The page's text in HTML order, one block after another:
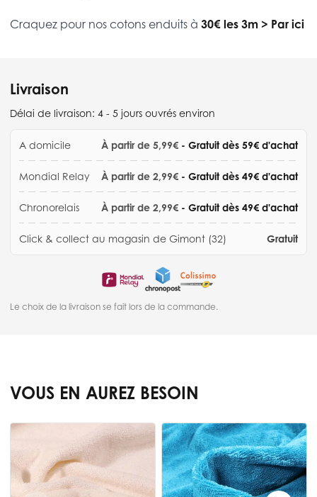
Craquez pour nos cotons enduits à 30€ les 3m > Par ici
Livraison
Délai de livraison: 4 - 5 jours ouvrés environ
A domicile À partir de 5,99€ - Gratuit dès 59€ d'achat
Mondial Relay À partir de 2,99€ - Gratuit dès 49€ d'achat
Chronorelais À partir de 2,99€ - Gratuit dès 49€ d'achat
Click & collect au magasin de Gimont (32) Gratuit
Le choix de la livraison se fait lors de la commande.
VOUS EN AUREZ BESOIN
Press to skip carousel